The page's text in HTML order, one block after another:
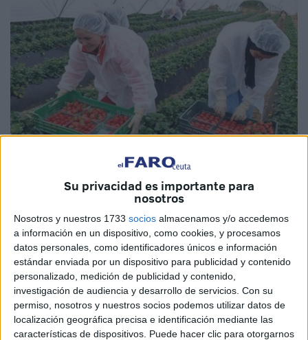
Su privacidad es importante para
nosotros
Nosotros y nuestros 1733 socios almacenamos y/o accedemos
a información en un dispositivo, como cookies, y procesamos
datos personales, como identificadores únicos e información
estándar enviada por un dispositivo para publicidad y contenido
personalizado, medición de publicidad y contenido,
investigación de audiencia y desarrollo de servicios. Con su
permiso, nosotros y nuestros socios podemos utilizar datos de
localización geográfica precisa e identificación mediante las
características de dispositivos. Puede hacer clic para otorgarnos
Imagen de archivo
Con la llegada de la temporada agrícola 2025 en España,
lastrabajadoras temporeras marroquíesestán a punto
de empezar su viaje para trabajar en los campos. Ante
esto, la Federación de Derechos de la Mujer ha hecho un
nuevo llamamiento para exigir mejoras en sus condiciones